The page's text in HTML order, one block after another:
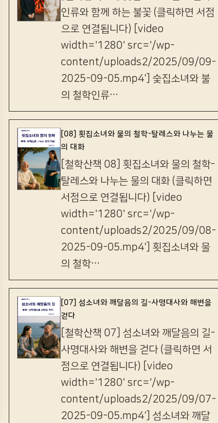
인류와 함께 하는 불꽃 (클릭하면 서점
으로 연결됩니다) [video
width='1280' src='/wp-
content/uploads2/2025/09/09-
2025-09-05.mp4'] 숯집소녀와 불
의 철학인류…
[08] 횟집소녀와 물의 철학-탈레스와 나누는 물
의 대화
[철학산책 08] 횟집소녀와 물의 철학-
탈레스와 나누는 물의 대화 (클릭하면
서점으로 연결됩니다) [video
width='1280' src='/wp-
content/uploads2/2025/09/08-
2025-09-05.mp4'] 횟집소녀와 물
의 철학…
[07] 섬소녀와 깨달음의 길-사명대사와 해변을
걷다
[철학산책 07] 섬소녀와 깨달음의 길-
사명대사와 해변을 걷다 (클릭하면 서
점으로 연결됩니다) [video
width='1280' src='/wp-
content/uploads2/2025/09/07-
2025-09-05.mp4'] 섬소녀와 깨달